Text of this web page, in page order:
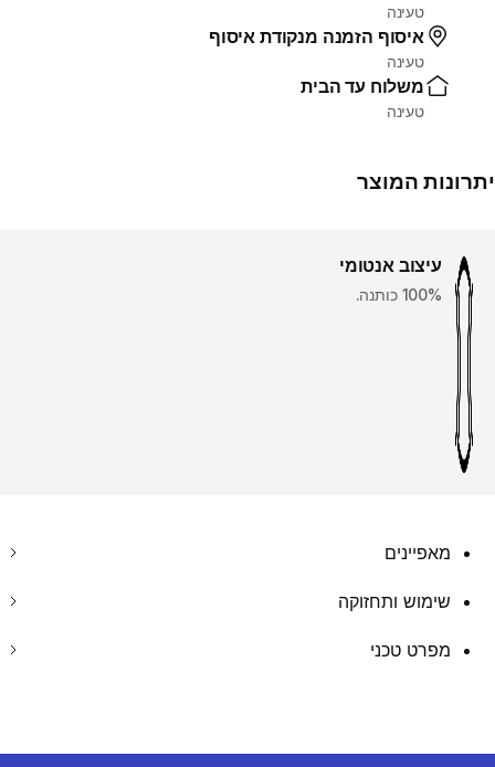
טעינה
איסוף הזמנה מנקודת איסוף
טעינה
משלוח עד הבית
טעינה
יתרונות המוצר
עיצוב אנטומי
100% כותנה.
מאפיינים
שימוש ותחזוקה
מפרט טכני